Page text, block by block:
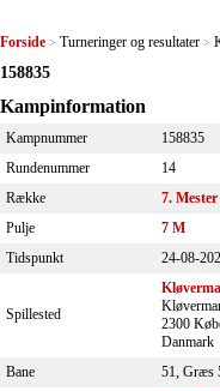
Forside > Turneringer og resultater >
158835
Kampinformation
Kampnummer
158835
Rundenummer
14
Række
7. Mester
Pulje
7 M
Tidspunkt
24-08-
Spillested
2300
Danmark
Bane
51, Græs